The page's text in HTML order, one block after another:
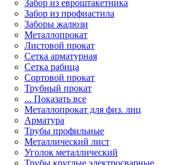
Забор из евроштакетника
Забор из профнастила
Заборы жалюзи
Металлопрокат
Листовой прокат
Сетка арматурная
Сетка рабица
Сортовой прокат
Трубный прокат
... Показать все
Металлопрокат для физ. лиц
Арматура
Трубы профильные
Металлический лист
Уголок металлический
Трубы круглые электросварные